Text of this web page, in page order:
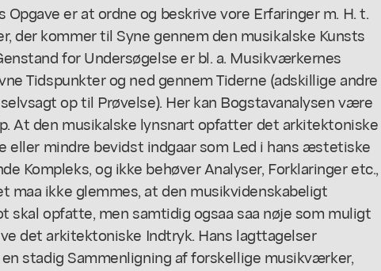
Opgave er at ordne og beskrive vore Erfaringer m. H. t.
der kommer til Syne gennem den musikalske Kunsts
for Undersøgelse er bl. a. Musikværkernes
Tidspunkter og ned gennem Tiderne (adskillige andre
op til Prøvelse). Her kan Bogstavanalysen være
At den musikalske lynsnart opfatter det arkitektoniske
eller mindre bevidst indgaar som Led i hans æstetiske
Kompleks, og ikke behøver Analyser, Forklaringer etc.,
maa ikke glemmes, at den musikvidenskabeligt
skal opfatte, men samtidig ogsaa saa nøje som muligt
det arkitektoniske Indtryk. Hans lagttagelser
en stadig Sammenligning af forskellige musikværker,